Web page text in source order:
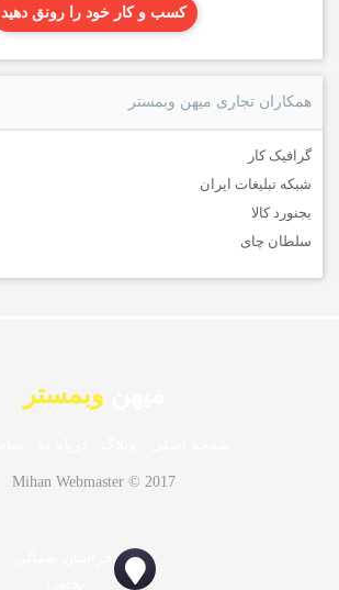
کسب و کار خود را رونق دهید
همکاران تجاری میهن وبمستر
گرافیک کار
شبکه تبلیغات ایران
بجنورد کالا
سلطان چای
وبمستر
Mihan Webmaster © 2017